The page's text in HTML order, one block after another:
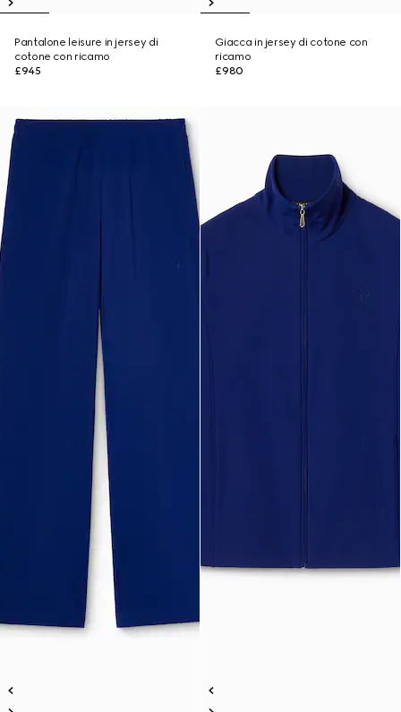
Pantalone leisure in jersey di
cotone con ricamo
£945
Giacca in jersey di cotone con
ricamo
£980